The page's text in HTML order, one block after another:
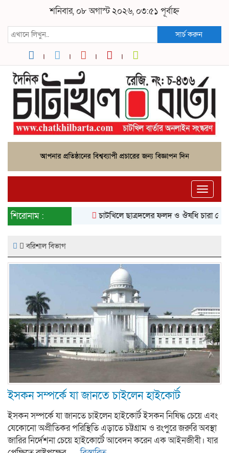
শনিবার, ০৮ অগাস্ট ২০২৬, ০৩:৫১ পূর্বাহ্ন
সার্চ করুন
Toggle
শিরোনাম :
চাটখিলে ছাত্রদলের ফলদ ও ঔষধি চারা রোপণ
বরিশাল বিভাগ
ইসকন সম্পর্কে যা জানতে চাইলেন হাইকোর্ট
ইসকন সম্পর্কে যা জানতে চাইলেন হাইকোর্ট ইসকন নিষিদ্ধ চেয়ে এবং
যেকোনো অপ্রীতিকর পরিস্থিতি এড়াতে চট্টগ্রাম ও রংপুরে জরুরি অবস্থা
জারির নির্দেশনা চেয়ে হাইকোর্টে আবেদন করেন এক আইনজীবী। যার